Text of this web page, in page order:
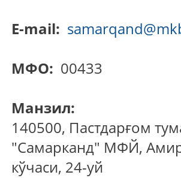
E-mail:
МФО: 00433
Манзил:
140500, Пастдарғом
"Самарканд" МФЙ,
кўчаси, 24-уй